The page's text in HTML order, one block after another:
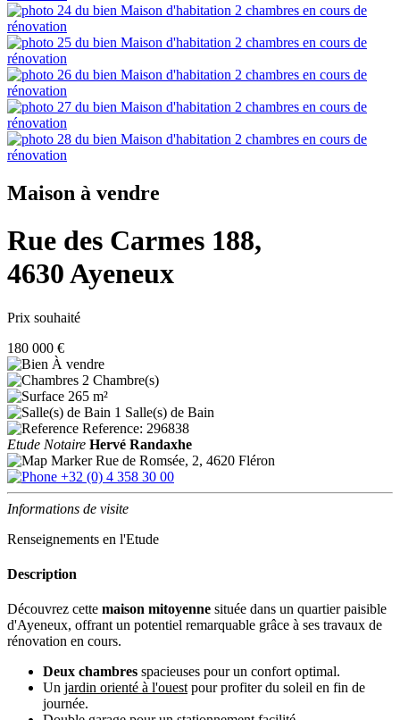
Maison à vendre
Rue des Carmes 188,
4630 Ayeneux
Prix souhaité
180 000 €
À vendre
2 Chambre(s)
265 m²
1 Salle(s) de Bain
Reference: 296838
Etude Notaire Hervé Randaxhe
Rue de Romsée, 2, 4620 Fléron
+32 (0) 4 358 30 00
Informations de visite
Renseignements en l'Etude
Description
Découvrez cette maison mitoyenne située dans un quartier paisible
d'Ayeneux, offrant un potentiel remarquable grâce à ses travaux de
rénovation en cours.
Deux chambres spacieuses pour un confort optimal.
Un jardin orienté à l'ouest pour profiter du soleil en fin de
journée.